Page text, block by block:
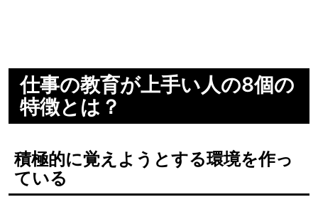
仕事の教育が上手い人の8個の
特徴とは？
積極的に覚えようとする環境を作っ
ている